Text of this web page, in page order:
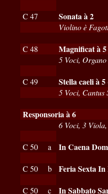
C 47 Sonata à 2
Violino è
C 48 Magnificat à
5 Voci, Organo
C 49 Stella caeli à
5 Voci, Cantus
Responsoria à 6
6 Voci, 3
C 50 a In Caena
C 50 b Feria Sexta In
C 50 c In Sabbato